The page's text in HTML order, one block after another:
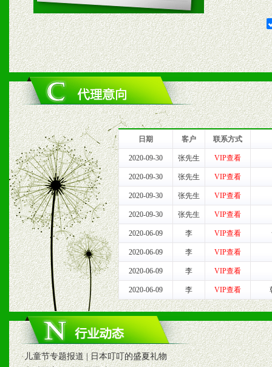
2、对于临期，滞销品给予
六、服务优势
1、完善的信息服务咨询中
我们将及时回复您的疑问。
2、售后服务：突发性产品
以及时受理记录并合理妥
3、我们时刻整理各区销售
时收编销售效果显着的案
七、招商代理（全国各地）
1、认同我们的经营理念。
2、具备较好商业信誉和资
3、具备区域内良好的终端
日期 客户 联系方式
2020-09-30 张先生 VIP查看
2020-09-30 张先生 VIP查看
2020-09-30 张先生 VIP查看
2020-09-30 张先生 VIP查看
2020-06-09 李 VIP查看
2020-06-09 李 VIP查看
2020-06-09 李 VIP查看
2020-06-09 李 VIP查看
·儿童节专题报道 | 日本叮叮的盛夏礼物